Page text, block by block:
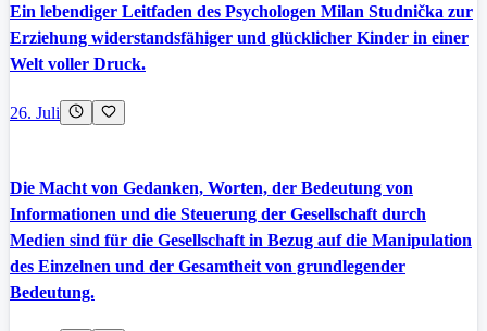
Ein lebendiger Leitfaden des Psychologen Milan Studnička zur
Erziehung widerstandsfähiger und glücklicher Kinder in einer
Welt voller Druck.
26. Juli
Die Macht von Gedanken, Worten, der Bedeutung von
Informationen und die Steuerung der Gesellschaft durch
Medien sind für die Gesellschaft in Bezug auf die Manipulation
des Einzelnen und der Gesamtheit von grundlegender
Bedeutung.